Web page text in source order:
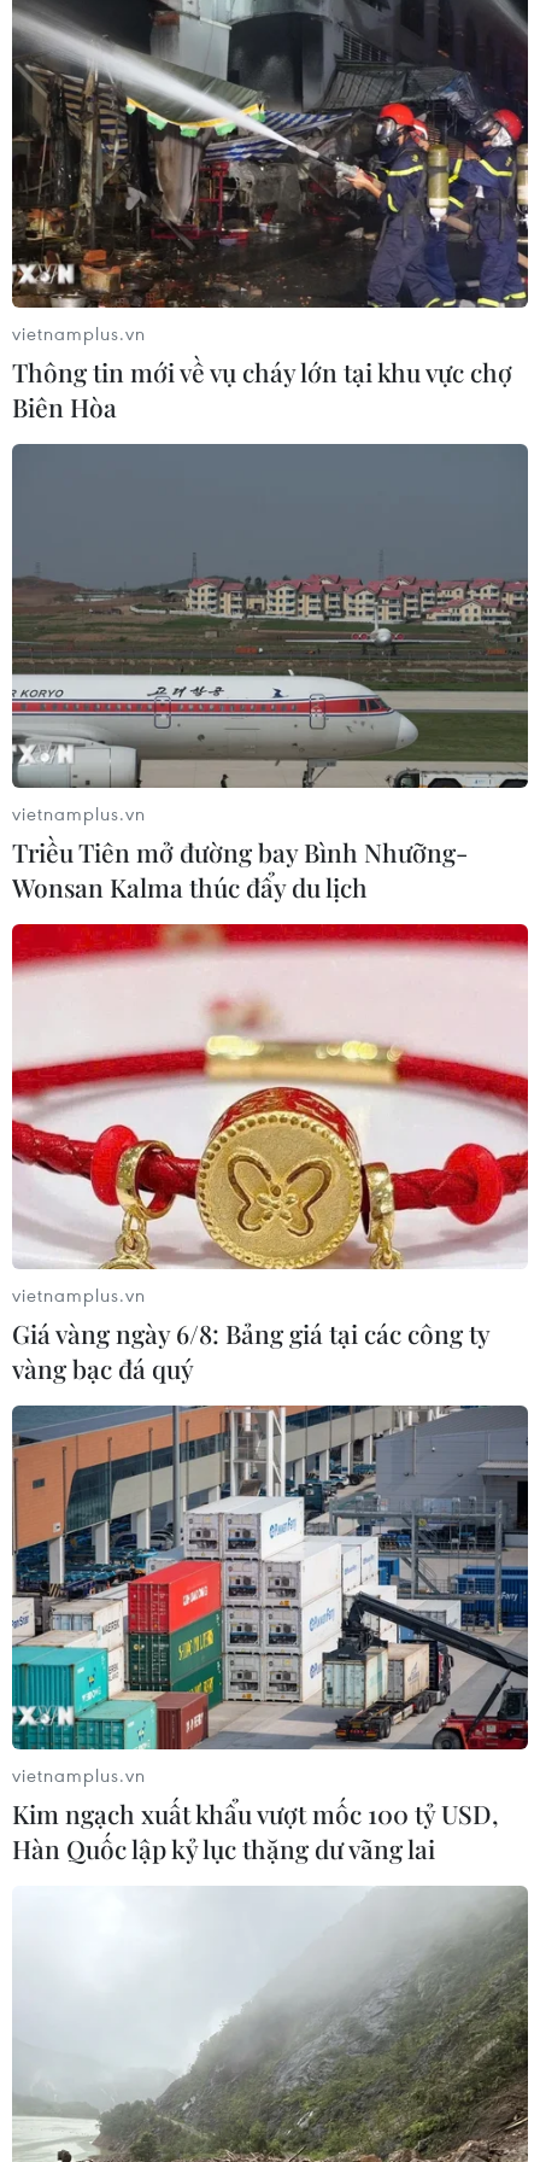
TIN CÙNG CHUYÊN MỤC
Hàn Quốc tăng cường giải pháp
ngăn chặn đánh bạc trực tuyến trong
quân đội
06/08/2026 04:52
Mỹ điều tra sự cố hàng không liên
quan đến trực thăng chở Tổng thống
Iran cảnh báo đáp trả nhằm vào hạ
tầng năng lượng khu vực nếu bị tấn
06/08/2026 04:37
vietnamplus.vn
Thông tin mới về vụ cháy lớn tại khu vực chợ
Biên Hòa
vietnamplus.vn
Triều Tiên mở đường bay Bình Nhưỡng-
Wonsan Kalma thúc đẩy du lịch
vietnamplus.vn
Giá vàng ngày 6/8: Bảng giá tại các công ty
vàng bạc đá quý
vietnamplus.vn
Kim ngạch xuất khẩu vượt mốc 100 tỷ USD,
Hàn Quốc lập kỷ lục thặng dư vãng lai